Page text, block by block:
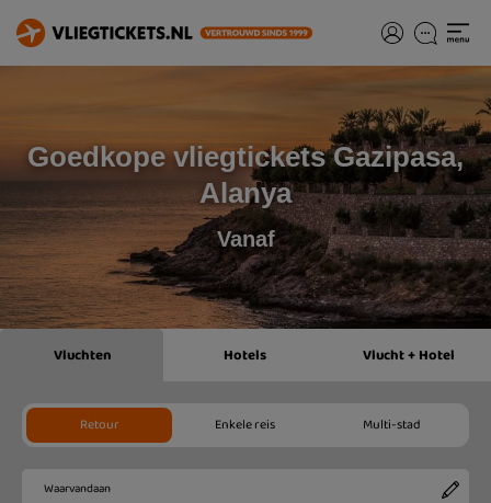
Goedkope vliegtickets Gazipasa,
Alanya
Vanaf